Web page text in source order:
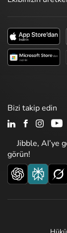
Jibble, AI’ye
görün!
Bizi takip edin